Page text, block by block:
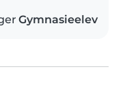
Gymnasieelev